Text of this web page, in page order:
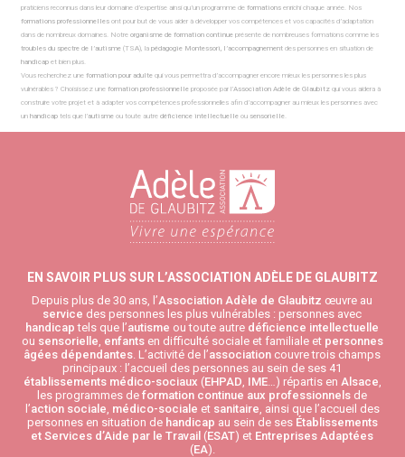
praticiens reconnus dans leur domaine d’expertise ainsi qu’un programme deformations enrichi chaque année. Nos
formations professionnelles ont pour but de vous aider à développer vos compétences et vos capacités d’adaptation
dans de nombreux domaines. Notreorganisme de formation continueprésente de nombreuses formations comme les
troubles du spectre de l’autisme (TSA), lapédagogie Montessori, l’accompagnement des personnes en situation de
handicapet bien plus.
Vous recherchez uneformation pour adulte qui vous permettra d’accompagner encore mieux les personnes les plus
vulnérables ? Choisissez uneformation professionnelle proposée par l’Association Adèle de Glaubitzqui vous aidera à
construire votre projet et à adapter vos compétences professionnelles afin d’accompagner au mieux les personnes avec
unhandicap tels que l’autisme ou toute autre déficience intellectuelleou sensorielle
EN SAVOIR PLUS SUR L’ASSOCIATION ADÈLE DE GLAUBITZ
Depuis plus de 30 ans, l’Association Adèle de Glaubitz œuvre au
service des personnes les plus vulnérables : personnes avec
handicap tels que l’autisme ou toute autre déficience intellectuelle
ou sensorielle enfants en difficulté sociale et familiale et personnes
âgées dépendantes . L’activité de l’association couvre trois champs
principaux : l’accueil des personnes au sein de ses 41
établissements médico-sociaux (EHPAD IME …) répartis en Alsace
les programmes deformation continue aux professionnels de
l’action sociale médico-sociale et sanitaire , ainsi que l’accueil des
personnes en situation de handicap au sein de ses Établissements
et Services d’Aide par le Travail (ESAT) et Entreprises Adaptées
(EA).